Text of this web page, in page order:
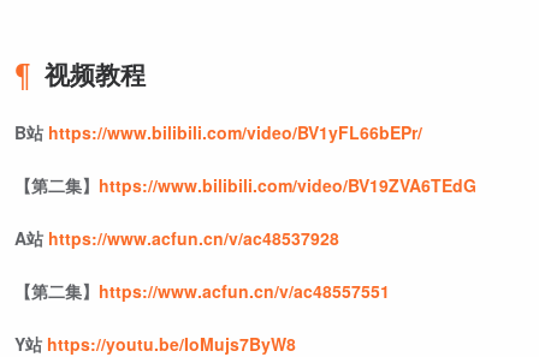
视频教程
B站 https://www.bilibili.com/video/BV1yFL66bEPr/
【第二集】 https://www.bilibili.com/video/BV19ZVA6TEdG
A站 https://www.acfun.cn/v/ac48537928
【第二集】 https://www.acfun.cn/v/ac48557551
Y站 https://youtu.be/IoMujs7ByW8